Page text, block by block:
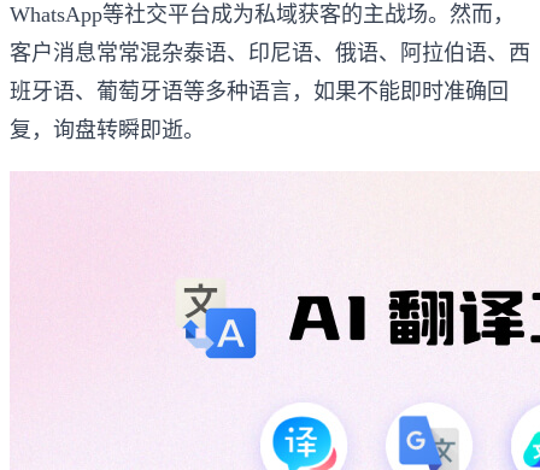
WhatsApp等社交平台成为私域获客的主战场。然而，
客户消息常常混杂泰语、印尼语、俄语、阿拉伯语、西
班牙语、葡萄牙语等多种语言，如果不能即时准确回
复，询盘转瞬即逝。